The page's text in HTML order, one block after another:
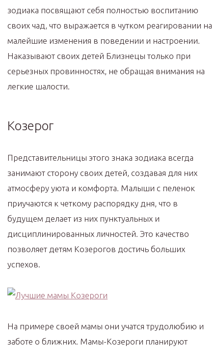
зодиака посвящают себя полностью воспитанию
своих чад, что выражается в чутком реагировании на
малейшие изменения в поведении и настроении.
Наказывают своих детей Близнецы только при
серьезных провинностях, не обращая внимания на
легкие шалости.
Козерог
Представительницы этого знака зодиака всегда
занимают сторону своих детей, создавая для них
атмосферу уюта и комфорта. Малыши с пеленок
приучаются к четкому распорядку дня, что в
будущем делает из них пунктуальных и
дисциплинированных личностей. Это качество
позволяет детям Козерогов достичь больших
успехов.
На примере своей мамы они учатся трудолюбию и
заботе о ближних. Мамы-Козероги планируют